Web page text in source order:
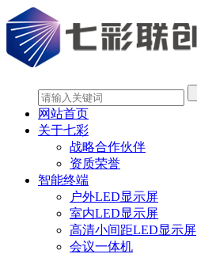
网站首页
关于七彩
战略合作伙伴
资质荣誉
智能终端
户外LED显示屏
室内LED显示屏
高清小间距LED显示屏
会议一体机